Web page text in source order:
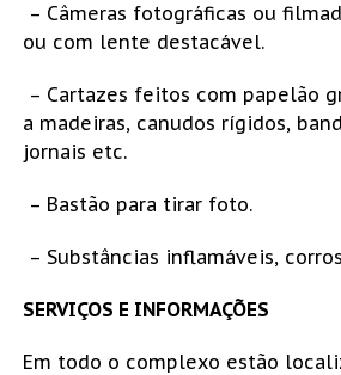
– Câmeras fotográficas ou
ou com lente destacável.
– Cartazes feitos com papelão
a madeiras, canudos rígidos,
jornais etc.
– Bastão para tirar foto.
– Substâncias inflamáveis,
SERVIÇOS E INFORMAÇÕES
Em todo o complexo estão